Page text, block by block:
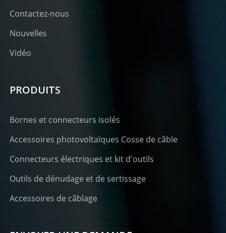
Contactez-nous
Nouvelles
Vidéo
PRODUITS
Bornes et connecteurs isolés
Accessoires photovoltaïques Cosse de câble
Connecteurs électriques et kit d'outils
Outils de dénudage et de sertissage
Accessoires de câblage